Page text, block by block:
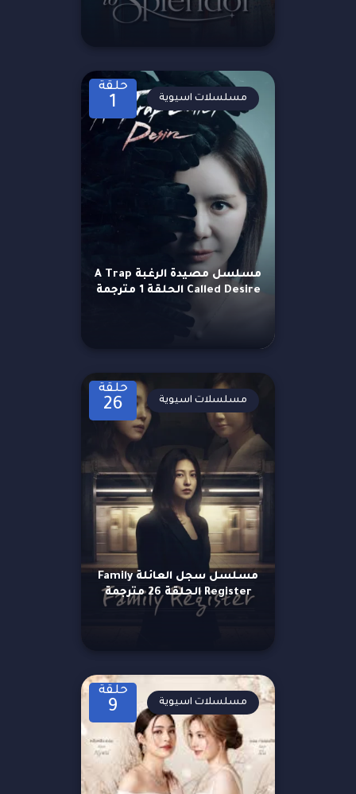
حلقة
1
مسلسل مصيدة الرغبة A Trap
Called Desire الحلقة 1 مترجمة
مسلسلات اسيوية
حلقة
26
مسلسل سجل العائلة Family
Register الحلقة 26 مترجمة
مسلسلات اسيوية
حلقة
9 مسلسلات اسيوية